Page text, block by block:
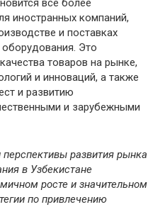
все более
иностранных компаний,
и поставках
Это
качества товаров на рынке,
и инноваций, а также
и развитию
и зарубежными
развития рынка
в Узбекистане
росте и значительном
по привлечению